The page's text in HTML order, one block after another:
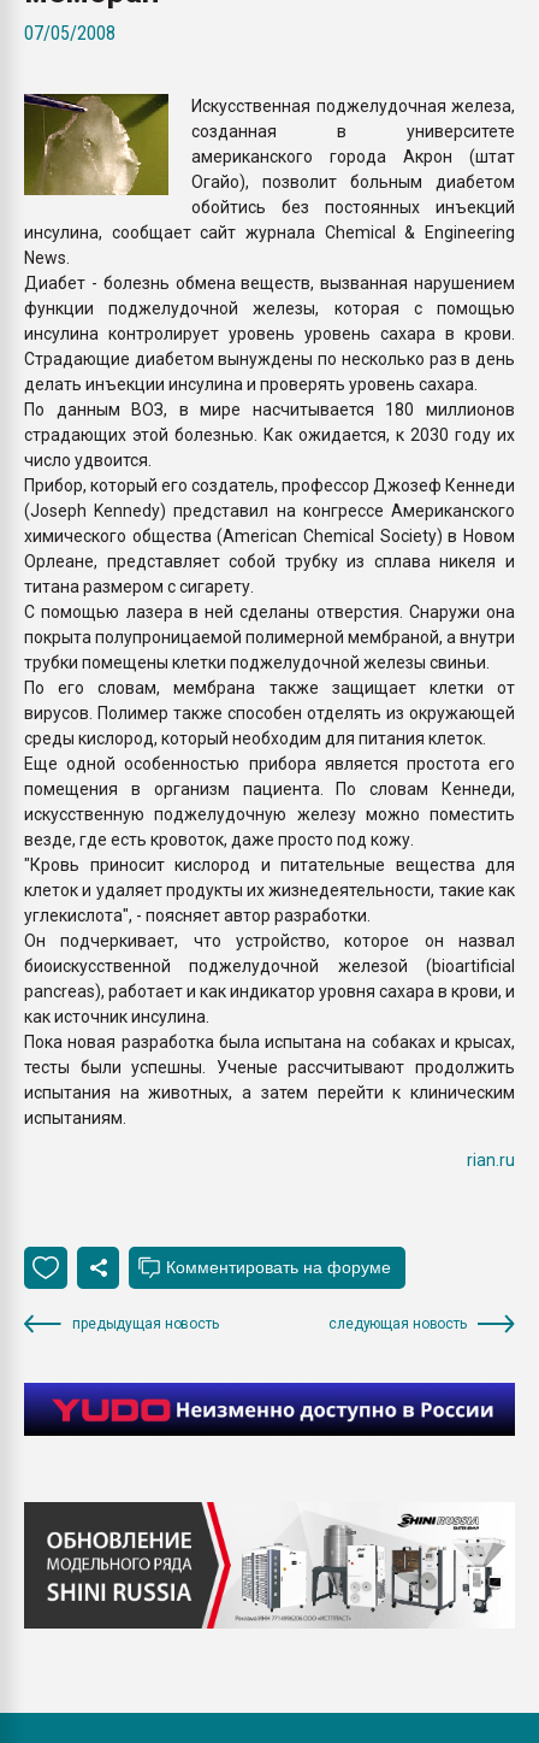
ПЕРЕЙТИ НА
07/05/2008
Искусственная поджелудочная железа,
созданная в университете
американского города Акрон (штат
Огайо), позволит больным диабетом
обойтись без постоянных инъекций
инсулина, сообщает сайт журнала Chemical & Engineering
News.
Диабет - болезнь обмена веществ, вызванная нарушением
функции поджелудочной железы, которая с помощью
инсулина контролирует уровень уровень сахара в крови.
Страдающие диабетом вынуждены по несколько раз в день
делать инъекции инсулина и проверять уровень сахара.
По данным ВОЗ, в мире насчитывается 180 миллионов
страдающих этой болезнью. Как ожидается, к 2030 году их
число удвоится.
Прибор, который его создатель, профессор Джозеф Кеннеди
(Joseph Kennedy) представил на конгрессе Американского
химического общества (American Chemical Society) в Новом
Орлеане, представляет собой трубку из сплава никеля и
титана размером с сигарету.
С помощью лазера в ней сделаны отверстия. Снаружи она
покрыта полупроницаемой полимерной мембраной, а внутри
трубки помещены клетки поджелудочной железы свиньи.
По его словам, мембрана также защищает клетки от
вирусов. Полимер также способен отделять из окружающей
среды кислород, который необходим для питания клеток.
Еще одной особенностью прибора является простота его
помещения в организм пациента. По словам Кеннеди,
искусственную поджелудочную железу можно поместить
везде, где есть кровоток, даже просто под кожу.
"Кровь приносит кислород и питательные вещества для
клеток и удаляет продукты их жизнедеятельности, такие как
углекислота", - поясняет автор разработки.
Он подчеркивает, что устройство, которое он назвал
биоискусственной поджелудочной железой (bioartificial
pancreas), работает и как индикатор уровня сахара в крови, и
как источник инсулина.
Пока новая разработка была испытана на собаках и крысах,
тесты были успешны. Ученые рассчитывают продолжить
испытания на животных, а затем перейти к клиническим
испытаниям.
rian.ru
предыдущая новость следующая новость